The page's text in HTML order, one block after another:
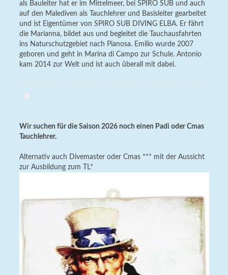
als Bauleiter hat er im Mittelmeer, bei SPIRO SUB und auch
auf den Malediven als Tauchlehrer und Basisleiter gearbeitet
und ist Eigentümer von SPIRO SUB DIVING ELBA. Er fährt
die Marianna, bildet aus und begleitet die Tauchausfahrten
ins Naturschutzgebiet nach Pianosa. Emilio wurde 2007
geboren und geht in Marina di Campo zur Schule. Antonio
kam 2014 zur Welt und ist auch überall mit dabei.
Wir suchen für die Saison 2026 noch einen Padi oder Cmas
Tauchlehrer.
Alternativ auch Divemaster oder Cmas *** mit der Aussicht
zur Ausbildung zum TL*